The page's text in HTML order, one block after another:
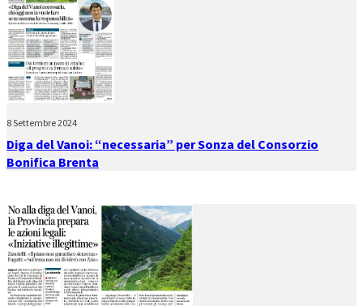
8 Settembre 2024
Diga del Vanoi: “necessaria” per Sonza del Consorzio
Bonifica Brenta